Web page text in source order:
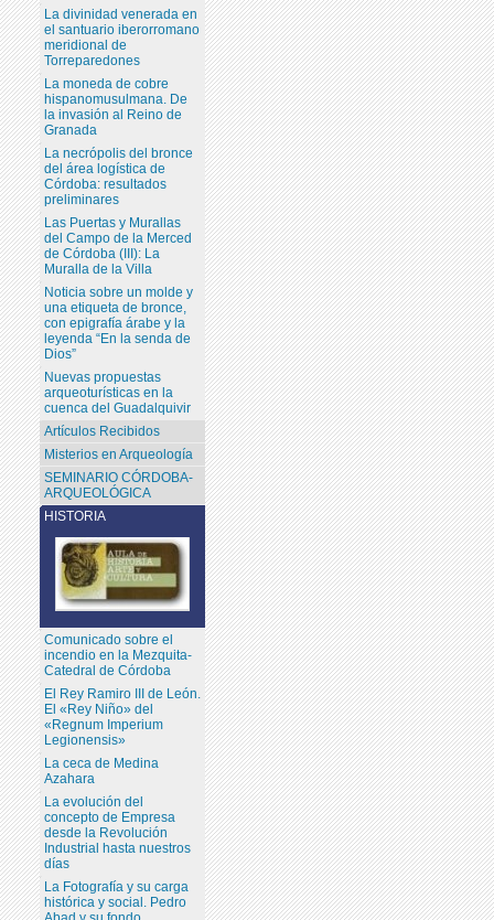
La divinidad venerada en
el santuario iberorromano
meridional de
Torreparedones
La moneda de cobre
hispanomusulmana. De
la invasión al Reino de
Granada
La necrópolis del bronce
del área logística de
Córdoba: resultados
preliminares
Las Puertas y Murallas
del Campo de la Merced
de Córdoba (III): La
Muralla de la Villa
Noticia sobre un molde y
una etiqueta de bronce,
con epigrafía árabe y la
leyenda “En la senda de
Dios”
Nuevas propuestas
arqueoturísticas en la
cuenca del Guadalquivir
Artículos Recibidos
Misterios en Arqueología
SEMINARIO CÓRDOBA-
ARQUEOLÓGICA
HISTORIA
Comunicado sobre el
incendio en la Mezquita-
Catedral de Córdoba
El Rey Ramiro III de León.
El «Rey Niño» del
«Regnum Imperium
Legionensis»
La ceca de Medina
Azahara
La evolución del
concepto de Empresa
desde la Revolución
Industrial hasta nuestros
días
La Fotografía y su carga
histórica y social. Pedro